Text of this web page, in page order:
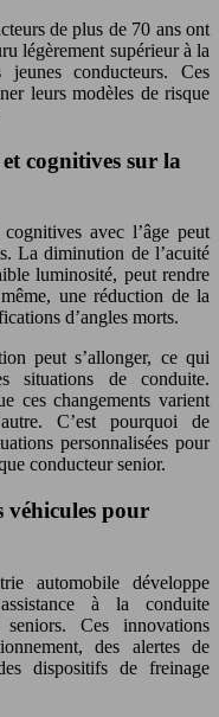
de plus de 70 ans ont
légèrement supérieur à la
conducteurs. Ces
leurs modèles de risque
cognitives sur la
avec l’âge peut
La diminution de l’acuité
luminosité, peut rendre
une réduction de la
d’angles morts.
peut s’allonger, ce qui
situations de conduite.
ces changements varient
C’est pourquoi de
personnalisées pour
conducteur senior.
véhicules pour
automobile développe
à la conduite
Ces innovations
des alertes de
dispositifs de freinage